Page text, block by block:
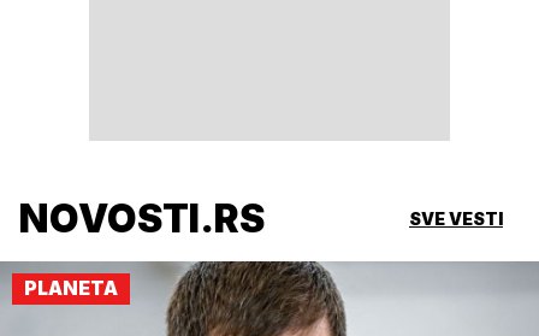
NOVOSTI.RS SVE VESTI
PLANETA